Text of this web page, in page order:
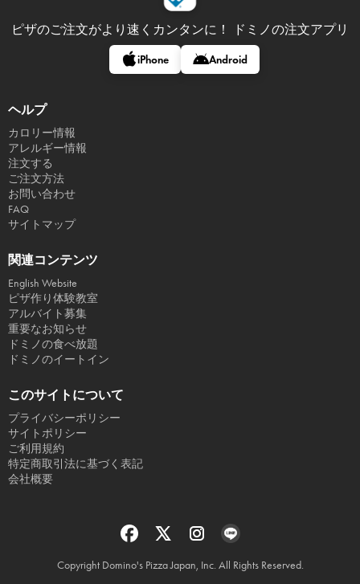
ピザのご注文がより速くカンタンに！ ドミノの注文アプリ
iPhone Android
ヘルプ
カロリー情報
アレルギー情報
注文する
ご注文方法
お問い合わせ
FAQ
サイトマップ
関連コンテンツ
English Website
ピザ作り体験教室
アルバイト募集
重要なお知らせ
ドミノの食べ放題
ドミノのイートイン
このサイトについて
プライバシーポリシー
サイトポリシー
ご利用規約
特定商取引法に基づく表記
会社概要
Copyright Domino's Pizza Japan, Inc. All Rights Reserved.